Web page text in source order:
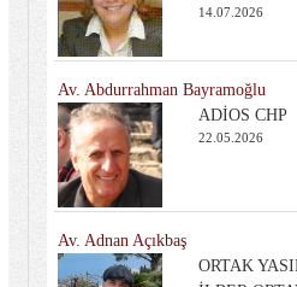
14.07.2026
Av. Abdurrahman Bayramoğlu
ADİOS CHP
22.05.2026
Av. Adnan Açıkbaş
ORTAK